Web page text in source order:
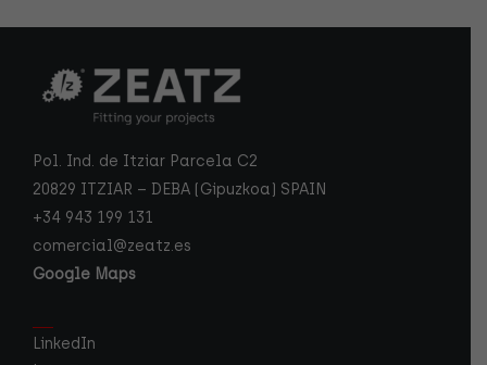
Pol. Ind. de Itziar Parcela C2
20829 ITZIAR – DEBA (Gipuzkoa) SPAIN
+34 943 199 131
comercial@zeatz.es
Google Maps
LinkedIn